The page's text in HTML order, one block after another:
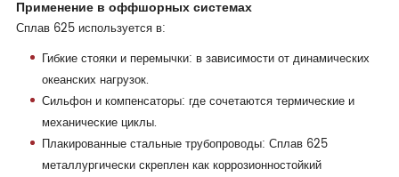
Применение в оффшорных системах
Сплав 625 используется в:
Гибкие стояки и перемычки: в зависимости от динамических
океанских нагрузок.
Сильфон и компенсаторы: где сочетаются термические и
механические циклы.
Плакированные стальные трубопроводы: Сплав 625
металлургически скреплен как коррозионностойкий